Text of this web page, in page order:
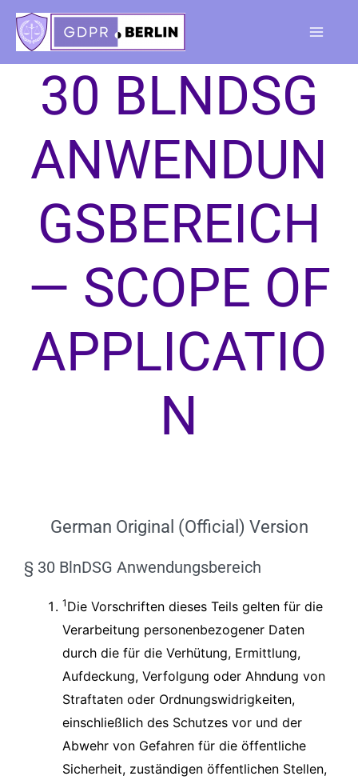
Skip
Menu
30 BLNDSG
ANWENDUN
GSBEREICH
— SCOPE OF
APPLICATIO
N
German Original (Official) Version
§ 30 BlnDSG Anwendungsbereich
1 Die Vorschriften dieses Teils gelten für die
Verarbeitung personenbezogener Daten
durch die für die Verhütung, Ermittlung,
Aufdeckung, Verfolgung oder Ahndung von
Straftaten oder Ordnungswidrigkeiten,
einschließlich des Schutzes vor und der
Abwehr von Gefahren für die öffentliche
Sicherheit, zuständigen öffentlichen Stellen,